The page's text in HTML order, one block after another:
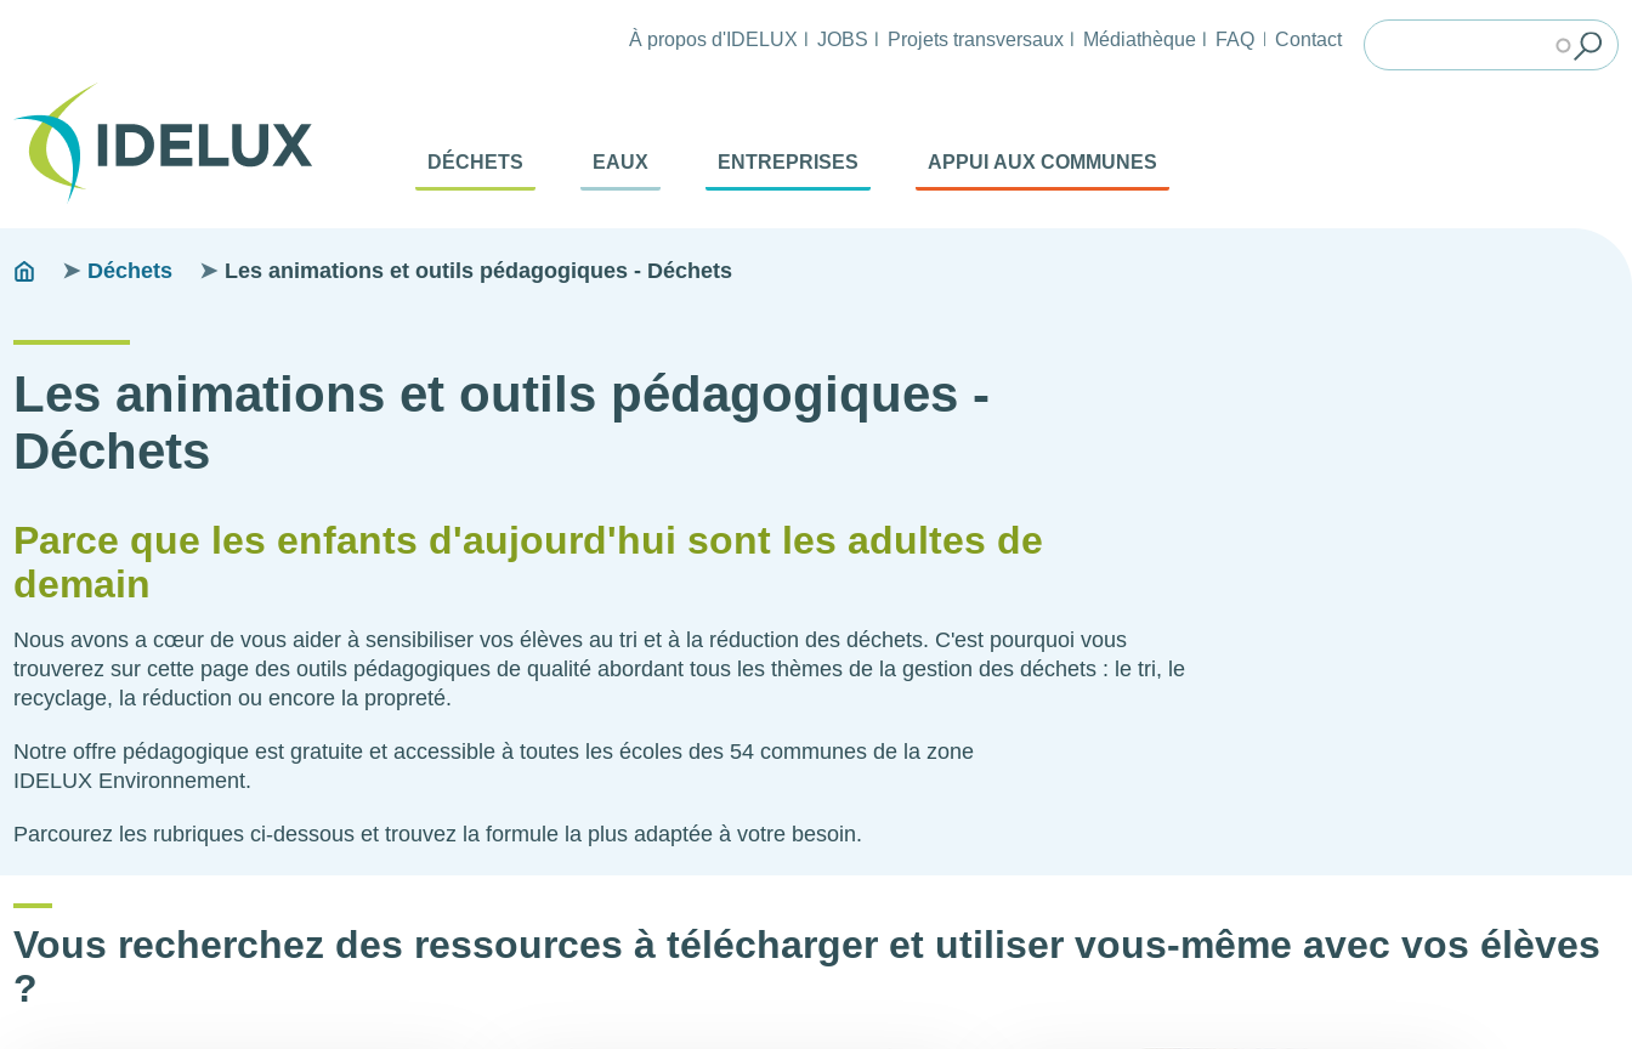
Tête
À propos d'IDELUX JOBS Projets transversaux Médiathèque FAQ Contact
Navigation
Menu
DÉCHETS EAUX ENTREPRISES APPUI AUX COMMUNES
Pfadnavigation
You
Déchets Les animations et outils pédagogiques - Déchets
Les animations et outils pédagogiques -
Déchets
Parce que les enfants d'aujourd'hui sont les adultes de
demain
Nous avons a cœur de vous aider à sensibiliser vos élèves au tri et à la réduction des déchets. C'est pourquoi vous
trouverez sur cette page des outils pédagogiques de qualité abordant tous les thèmes de la gestion des déchets : le tri, le
recyclage, la réduction ou encore la propreté.
Notre offre pédagogique est gratuite et accessible à toutes les écoles des 54 communes de la zone
IDELUX Environnement.
Parcourez les rubriques ci-dessous et trouvez la formule la plus adaptée à votre besoin.
Vous recherchez des ressources à télécharger et utiliser vous-même avec vos élèves
?